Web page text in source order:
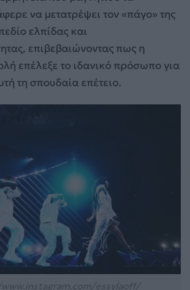
να μετατρέψει τον «πάγο» της
ελπίδας και
επιβεβαιώνοντας πως η
επέλεξε το ιδανικό πρόσωπο για
τη σπουδαία επέτειο.